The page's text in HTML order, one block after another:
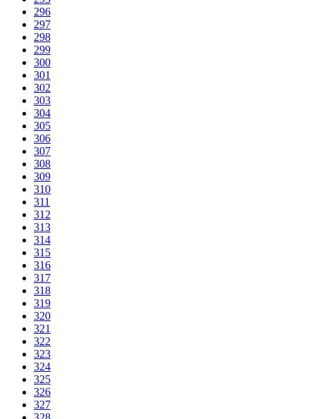
296
297
298
299
300
301
302
303
304
305
306
307
308
309
310
311
312
313
314
315
316
317
318
319
320
321
322
323
324
325
326
327